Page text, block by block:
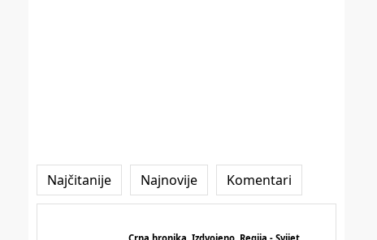
Najčitanije Najnovije Komentari